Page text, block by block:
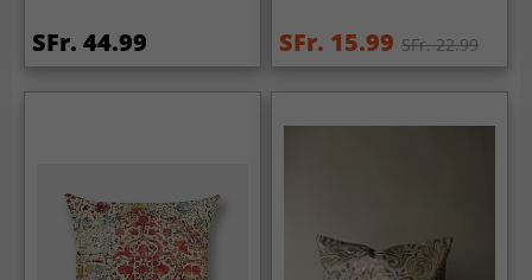
SFr. 44.99 SFr. 15.99 SFr. 22.99